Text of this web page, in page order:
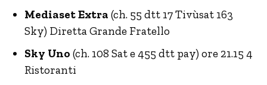
Mediaset Extra (ch. 55 dtt 17 Tivùsat 163
Sky) Diretta Grande Fratello
Sky Uno (ch. 108 Sat e 455 dtt pay) ore 21.15 4
Ristoranti